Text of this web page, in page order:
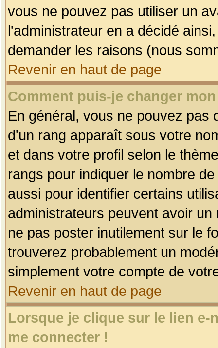
vous ne pouvez pas utiliser un
l'administrateur en a décidé
demander les raisons (nous
Revenir en haut de page
Comment puis-je changer
En général, vous ne pouvez pas
d'un rang apparaît sous votre
et dans votre profil selon le
rangs pour indiquer le nombre
aussi pour identifier certains
administrateurs peuvent avoir
ne pas poster inutilement sur le
trouverez probablement un
simplement votre compte de
Revenir en haut de page
Lorsque je clique sur le lien
me connecter !